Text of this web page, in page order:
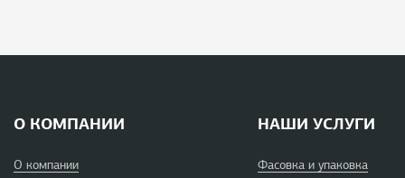
О КОМПАНИИ
О компании
НАШИ УСЛУГИ
Фасовка и упаковка